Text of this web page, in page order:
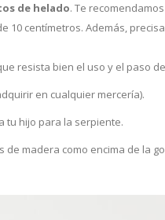
de helado. Te
10 centímetros. Además,
resista bien el uso y el paso
en cualquier mercería).
tu hijo para la serpiente.
madera como encima de la